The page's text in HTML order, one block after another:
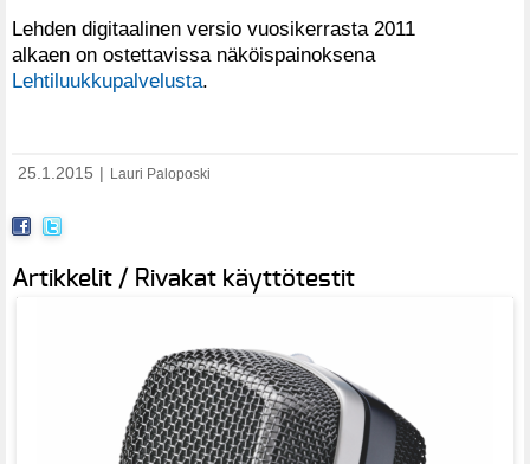
Lehden digitaalinen versio vuosikerrasta 2011
alkaen on ostettavissa näköispainoksena
Lehtiluukkupalvelusta.
25.1.2015 Lauri Paloposki
Artikkelit / Rivakat käyttötestit